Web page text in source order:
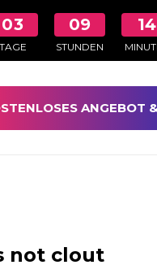
03
TAGE
09
STUNDEN
14
öffnen ANGEBOT
not clout